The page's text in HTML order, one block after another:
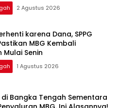
2 Agustus 2026
karena Dana, SPPG
MBG Kembali
Mulai Senin
1 Agustus 2026
di Bangka Tengah Sementara